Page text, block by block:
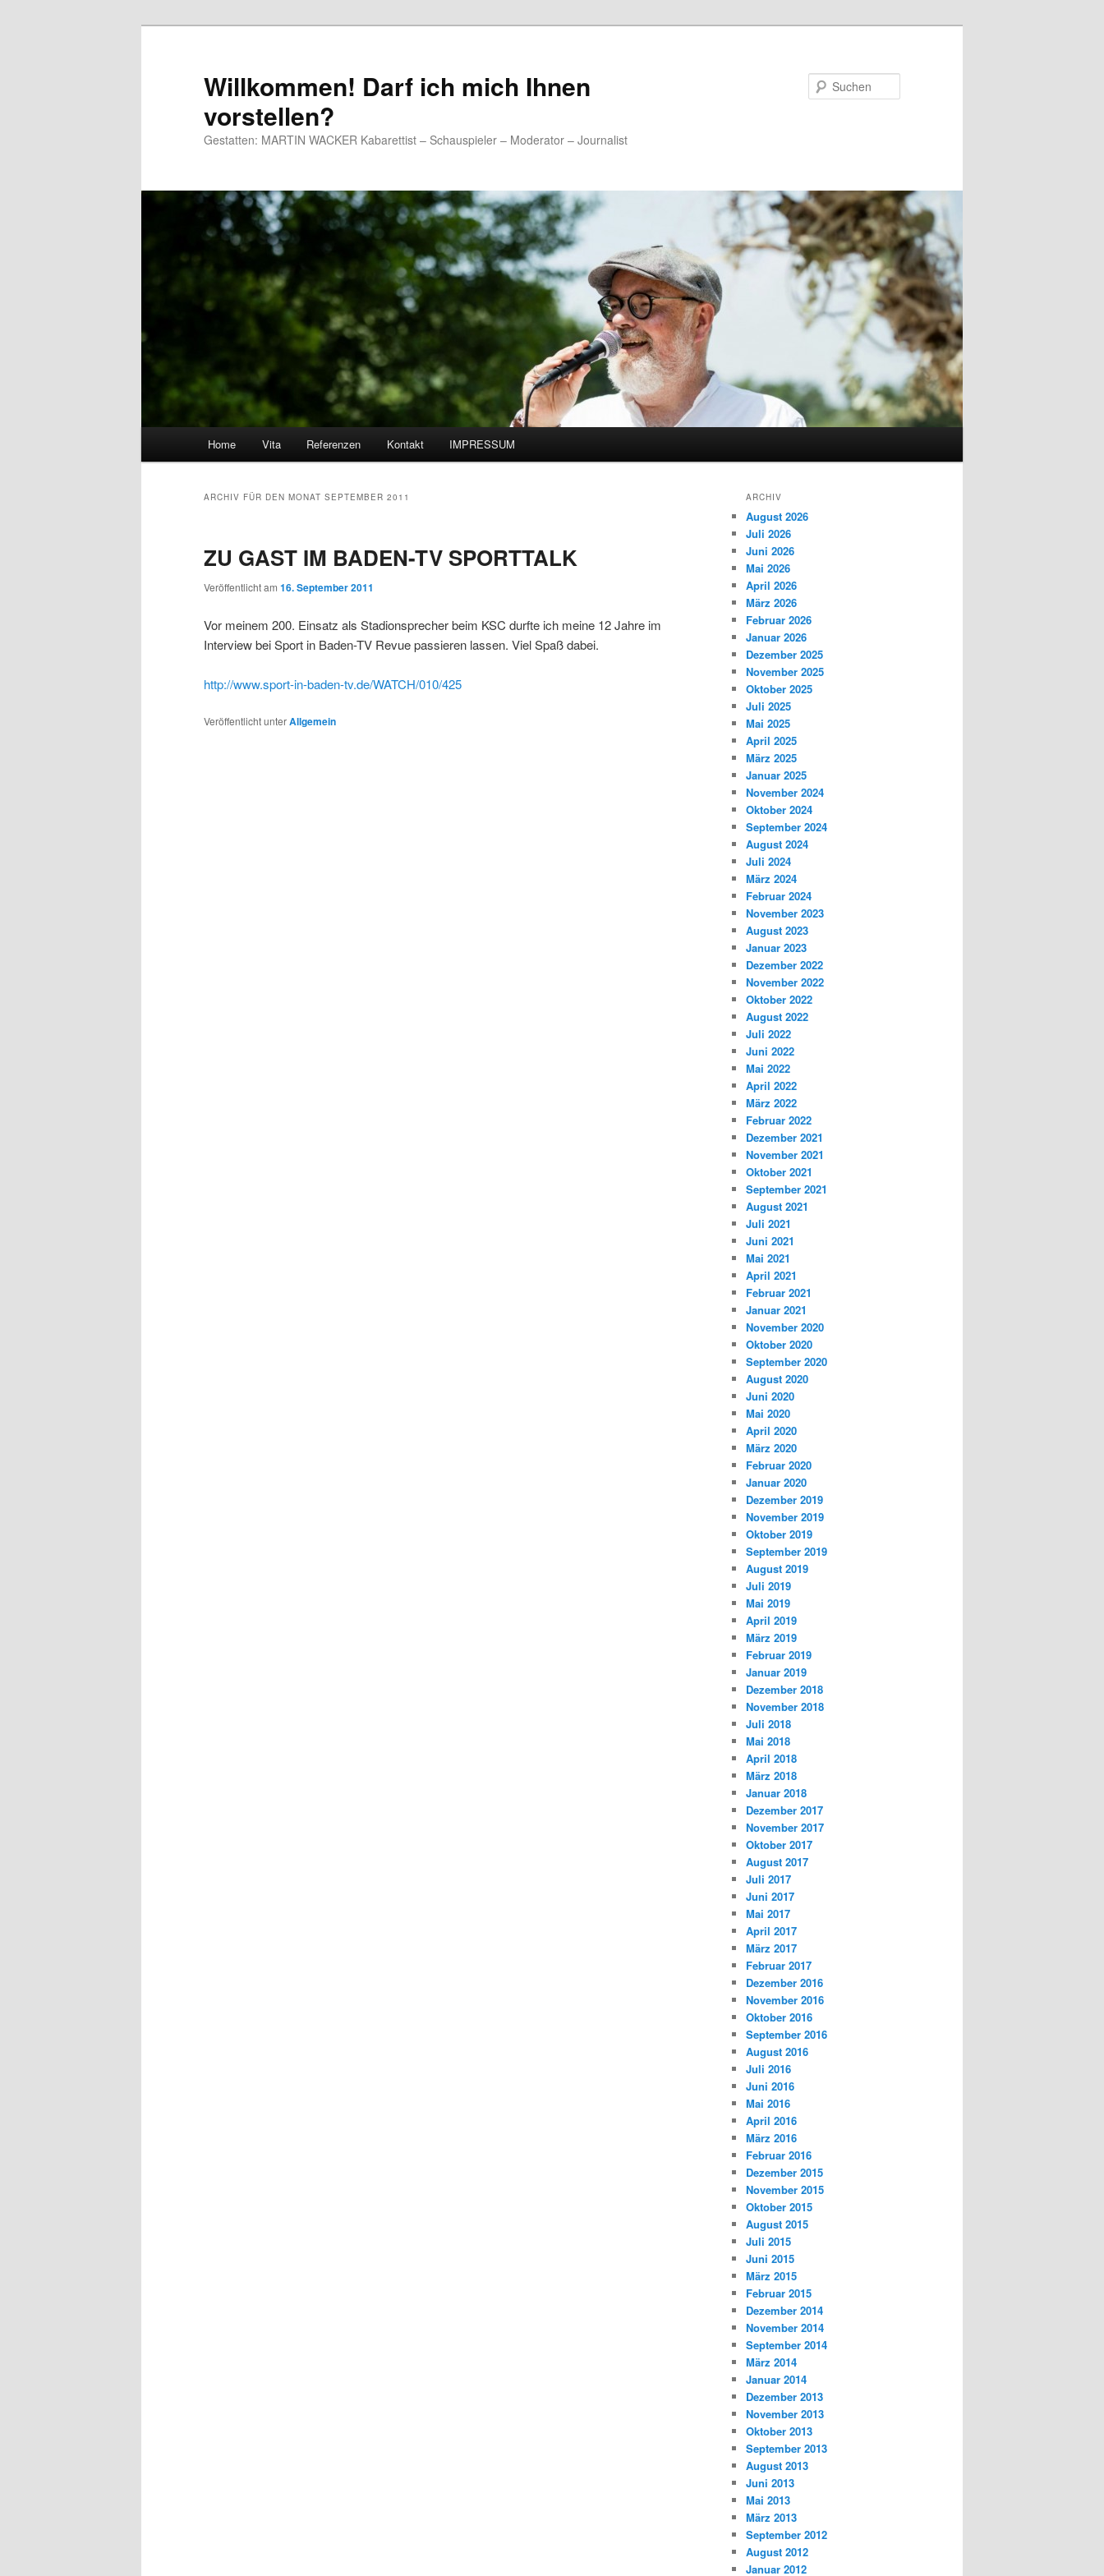
Willkommen! Darf ich mich Ihnen
vorstellen?
Gestatten: MARTIN WACKER Kabarettist – Schauspieler – Moderator – Journalist
Zum Inhalt wechseln
Zum sekundären Inhalt wechseln
Home Vita Referenzen Kontakt IMPRESSUM
ARCHIV FÜR DEN MONAT SEPTEMBER 2011
ZU GAST IM BADEN-TV SPORTTALK
Veröffentlicht am 16. September 2011
Vor meinem 200. Einsatz als Stadionsprecher beim KSC durfte ich meine 12 Jahre im
Interview bei Sport in Baden-TV Revue passieren lassen. Viel Spaß dabei.
http://www.sport-in-baden-tv.de/WATCH/010/425
Veröffentlicht unterAllgemein
ARCHIV
August 2026
Juli 2026
Juni 2026
Mai 2026
April 2026
März 2026
Februar 2026
Januar 2026
Dezember 2025
November 2025
Oktober 2025
Juli 2025
Mai 2025
April 2025
März 2025
Januar 2025
November 2024
Oktober 2024
September 2024
August 2024
Juli 2024
März 2024
Februar 2024
November 2023
August 2023
Januar 2023
Dezember 2022
November 2022
Oktober 2022
August 2022
Juli 2022
Juni 2022
Mai 2022
April 2022
März 2022
Februar 2022
Dezember 2021
November 2021
Oktober 2021
September 2021
August 2021
Juli 2021
Juni 2021
Mai 2021
April 2021
Februar 2021
Januar 2021
November 2020
Oktober 2020
September 2020
August 2020
Juni 2020
Mai 2020
April 2020
März 2020
Februar 2020
Januar 2020
Dezember 2019
November 2019
Oktober 2019
September 2019
August 2019
Juli 2019
Mai 2019
April 2019
März 2019
Februar 2019
Januar 2019
Dezember 2018
November 2018
Juli 2018
Mai 2018
April 2018
März 2018
Januar 2018
Dezember 2017
November 2017
Oktober 2017
August 2017
Juli 2017
Juni 2017
Mai 2017
April 2017
März 2017
Februar 2017
Dezember 2016
November 2016
Oktober 2016
September 2016
August 2016
Juli 2016
Juni 2016
Mai 2016
April 2016
März 2016
Februar 2016
Dezember 2015
November 2015
Oktober 2015
August 2015
Juli 2015
Juni 2015
März 2015
Februar 2015
Dezember 2014
November 2014
September 2014
März 2014
Januar 2014
Dezember 2013
November 2013
Oktober 2013
September 2013
August 2013
Juni 2013
Mai 2013
März 2013
September 2012
August 2012
Januar 2012